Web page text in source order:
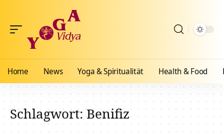
Home News Yoga & Spiritualität Health & Food
Schlagwort:Benifiz